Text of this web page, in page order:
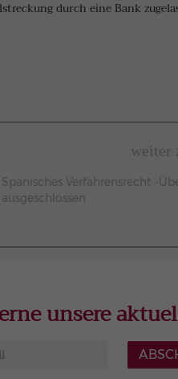
durch eine Bank
weiter
Spanisches Verfahrensrecht -
ausgeschlossen
unsere